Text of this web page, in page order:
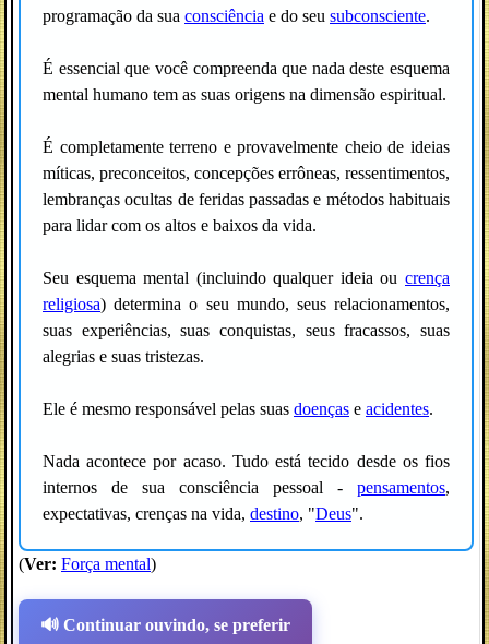
programação da sua consciência e do seu subconsciente.
É essencial que você compreenda que nada deste esquema
mental humano tem as suas origens na dimensão espiritual.
É completamente terreno e provavelmente cheio de ideias
míticas, preconceitos, concepções errôneas, ressentimentos,
lembranças ocultas de feridas passadas e métodos habituais
para lidar com os altos e baixos da vida.
Seu esquema mental (incluindo qualquer ideia ou crença
religiosa) determina o seu mundo, seus relacionamentos,
suas experiências, suas conquistas, seus fracassos, suas
alegrias e suas tristezas.
Ele é mesmo responsável pelas suas doenças e acidentes.
Nada acontece por acaso. Tudo está tecido desde os fios
internos de sua consciência pessoal - pensamentos,
expectativas, crenças na vida, destino, "Deus".
(Ver: Força mental)
🔊 Continuar ouvindo, se preferir